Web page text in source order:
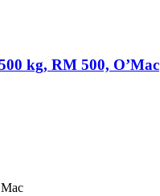
kg, RM 500, O’Mac